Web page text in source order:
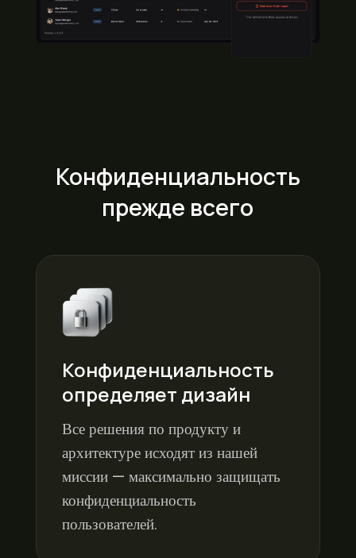
Конфиденциальность
прежде всего
Конфиденциальность
определяет дизайн
Все решения по продукту и
архитектуре исходят из нашей
миссии — максимально защищать
конфиденциальность
пользователей.